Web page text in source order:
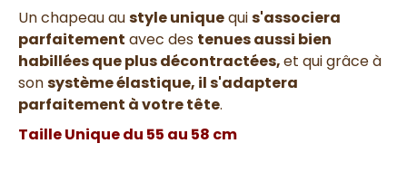
Un chapeau austyle uniquequis'associera
parfaitement avec des tenues aussi bien
habillées que plus décontractées,et qui grâce à
sonsystème élastique, il s'adaptera
parfaitement à votre tête.
Taille Unique du 55 au 58 cm